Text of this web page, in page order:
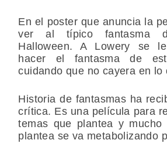
En el poster que anuncia la
ver al típico fantasma
Halloween. A Lowery se
hacer el fantasma de
cuidando que no cayera en lo
Historia de fantasmas ha
crítica. Es una película para
temas que plantea y
plantea se va metabolizando